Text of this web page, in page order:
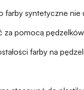
farby syntetyczne
za pomocą
farby na